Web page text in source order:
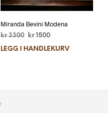
Miranda Bevini Modena
kr3300 kr1500
LEGG I HANDLEKURV